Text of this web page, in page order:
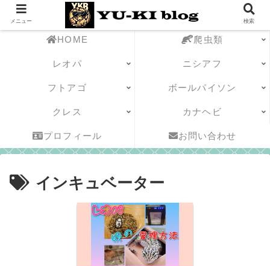
HOME 爬虫類
レオパ ニシアフ
フトアゴ ボールパイソン
クレス カナヘビ
プロフィール お問い合わせ
インキュベーター
メニュー 検索